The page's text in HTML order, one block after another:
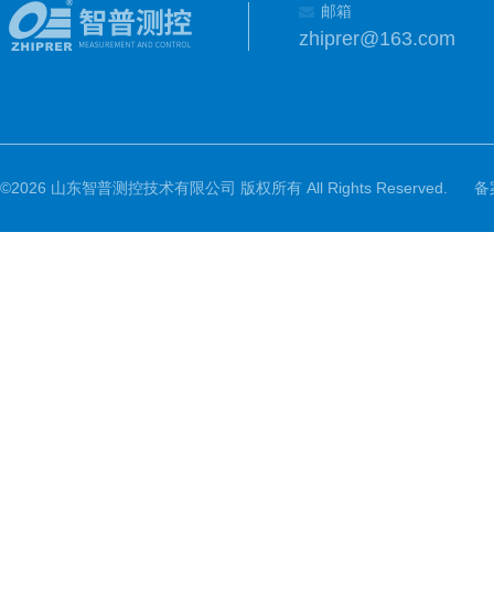
邮箱
zhiprer@163.com
©2026 山东智普测控技术有限公司 版权所有 All Rights Reserved. 备